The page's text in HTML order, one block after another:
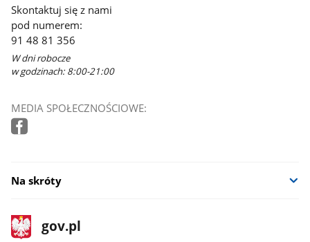
Skontaktuj się z nami
pod numerem:
91 48 81 356
W dni robocze
w godzinach: 8:00-21:00
MEDIA SPOŁECZNOŚCIOWE:
Na skróty
stopka
gov.pl
Strona
gov.pl